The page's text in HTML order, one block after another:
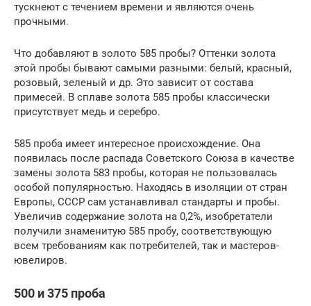
тускнеют с течением времени и являются очень
прочными.
Что добавляют в золото 585 пробы? Оттенки золота
этой пробы бывают самыми разными: белый, красный,
розовый, зеленый и др. Это зависит от состава
примесей. В сплаве золота 585 пробы классически
присутствует медь и серебро.
585 проба имеет интересное происхождение. Она
появилась после распада Советского Союза в качестве
замены золота 583 пробы, которая не пользовалась
особой популярностью. Находясь в изоляции от стран
Европы, СССР сам устанавливал стандарты и пробы.
Увеличив содержание золота на 0,2%, изобретатели
получили знаменитую 585 пробу, соответствующую
всем требованиям как потребителей, так и мастеров-
ювелиров.
500 и 375 проба